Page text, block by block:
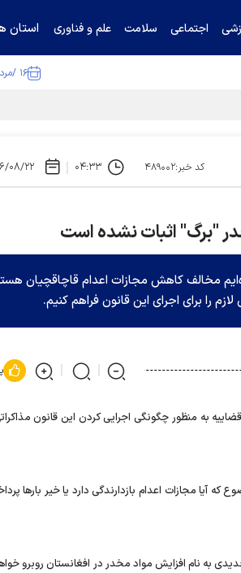
اجتماعی سلامت علم و فناوری استان
۱۶ /مرداد /۱۴۰۵
کد خبر:۴۸۹۰۰۲ ۰۴:۳۳ ۱۳۹۶/
"برگ" اثبات نشده است
مخالف کاهش مجازات اعدام قاچاقچیان
را برای اجرای این قانون فراهم کنیم.
به منظور چگونگی اجرایی کردن این قانون
آیا مجازات اعدام بازدارندگی دارد یا خیر بارها
به نام افزایش مواد مخدر در افغانستان روبرو